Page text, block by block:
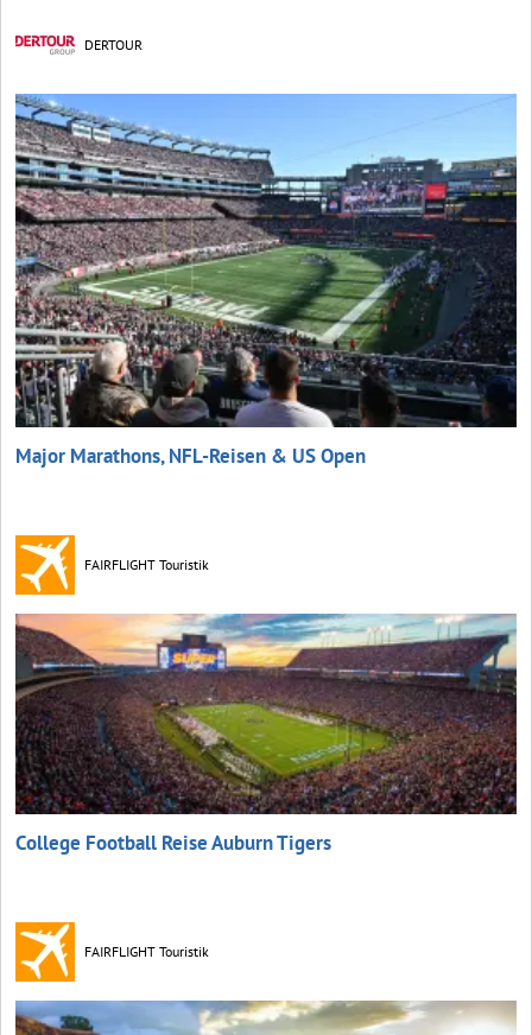
DERTOUR
Major Marathons, NFL-Reisen & US Open
FAIRFLIGHT Touristik
College Football Reise Auburn Tigers
FAIRFLIGHT Touristik